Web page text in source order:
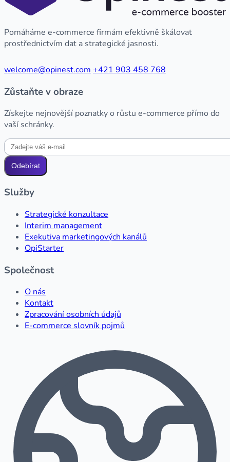
Pomáháme e-commerce firmám efektivně škálovat
prostřednictvím dat a strategické jasnosti.
welcome@opinest.com +421 903 458 768
Zůstaňte v obraze
Získejte nejnovější poznatky o růstu e-commerce přímo do
vaší schránky.
Odebírat
Služby
Strategické konzultace
Interim management
Exekutiva marketingových kanálů
OpiStarter
Společnost
O nás
Kontakt
Zpracování osobních údajů
E-commerce slovník pojmů